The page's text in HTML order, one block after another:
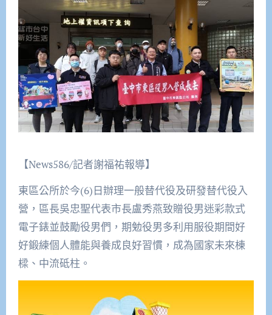
【News586/記者謝福祐報導】
東區公所於今(6)日辦理一般替代役及研發替代役入
營，區長吳忠聖代表市長盧秀燕致贈役男迷彩款式
電子錶並鼓勵役男們，期勉役男多利用服役期間好
好鍛練個人體能與養成良好習慣，成為國家未來棟
樑、中流砥柱。